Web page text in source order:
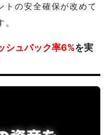
トの安全確保が改めて
シュバック率6%を実